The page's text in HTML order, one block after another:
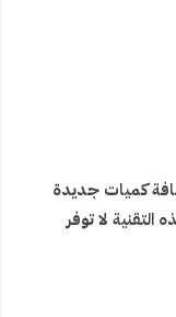
كميات جديدة
لا توفر